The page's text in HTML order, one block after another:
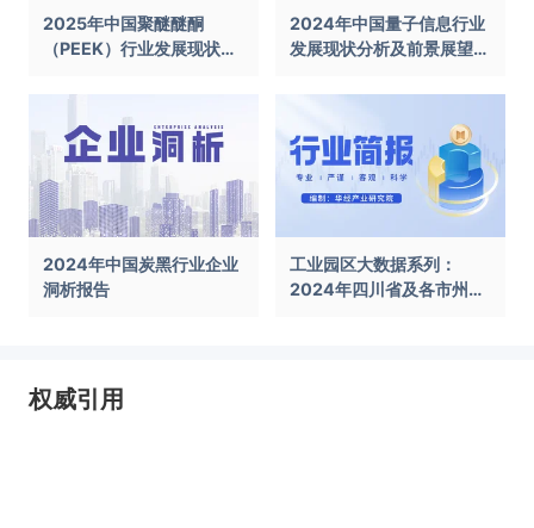
2025年中国聚醚醚酮
（PEEK）行业发展现状及
2024年中国量子信息行业
发展现状分析及前景展望报
2024年中国炭黑行业企业
洞析报告
工业园区大数据系列：
2024年四川省及各市州工
权威引用